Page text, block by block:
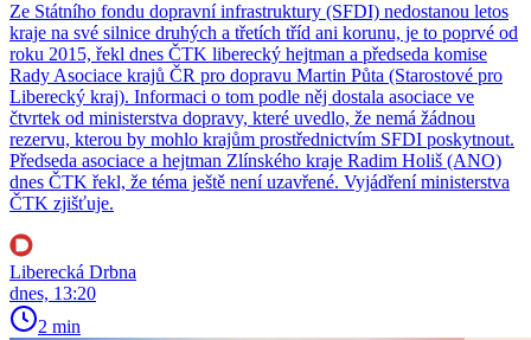
Ze Státního fondu dopravní infrastruktury (SFDI) nedostanou letos
kraje na své silnice druhých a třetích tříd ani korunu, je to poprvé od
roku 2015, řekl dnes ČTK liberecký hejtman a předseda komise
Rady Asociace krajů ČR pro dopravu Martin Půta (Starostové pro
Liberecký kraj). Informaci o tom podle něj dostala asociace ve
čtvrtek od ministerstva dopravy, které uvedlo, že nemá žádnou
rezervu, kterou by mohlo krajům prostřednictvím SFDI poskytnout.
Předseda asociace a hejtman Zlínského kraje Radim Holiš (ANO)
dnes ČTK řekl, že téma ještě není uzavřené. Vyjádření ministerstva
ČTK zjišťuje.
Liberecká Drbna
dnes, 13:20
2 min